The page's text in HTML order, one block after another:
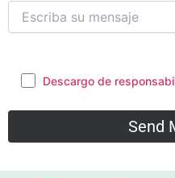
Descargo de